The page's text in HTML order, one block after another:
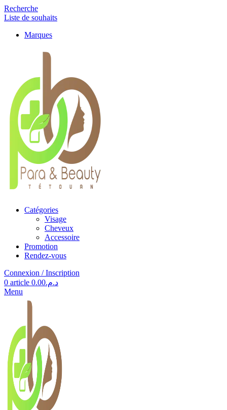
Recherche
Liste de souhaits
Marques
Catégories
Visage
Cheveux
Accessoire
Promotion
Rendez-vous
Connexion / Inscription
0 article د.م.0.00
Menu